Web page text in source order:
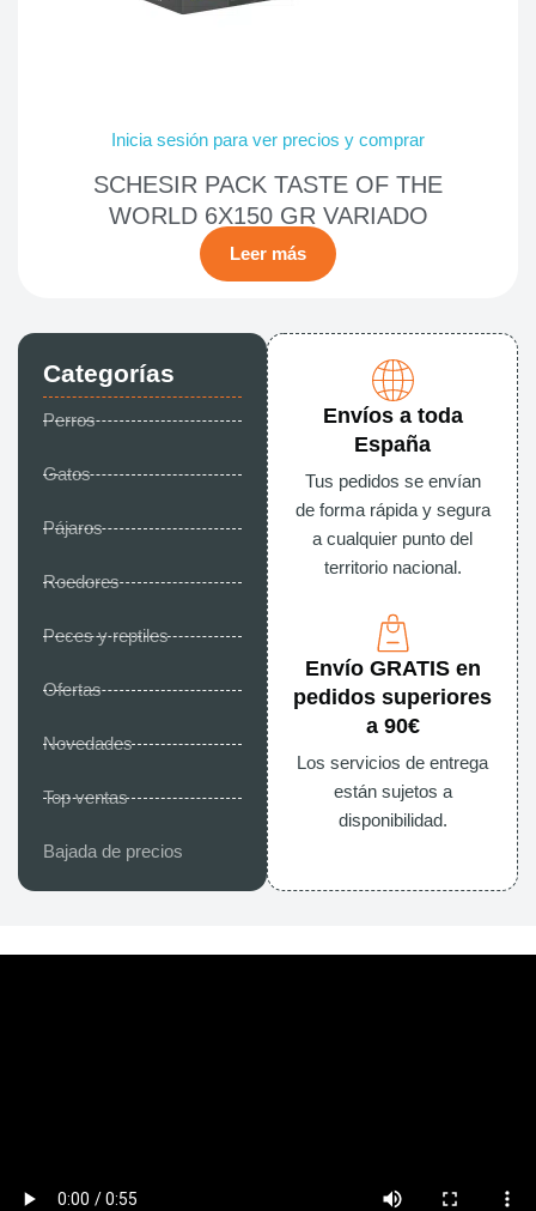
Categorías
Perros
Gatos
Pájaros
Roedores
Peces y reptiles
Ofertas
Novedades
Top ventas
Bajada de precios
Envíos a toda
España
Tus pedidos se envían
de forma rápida y segura
a cualquier punto del
territorio nacional.
Envío GRATIS en
pedidos superiores
a 90€
Los servicios de entrega
están sujetos a
disponibilidad.
Inicia sesión para ver precios y comprar
SCHESIR PACK TASTE OF THE
WORLD 6X150 GR VARIADO
Leer más